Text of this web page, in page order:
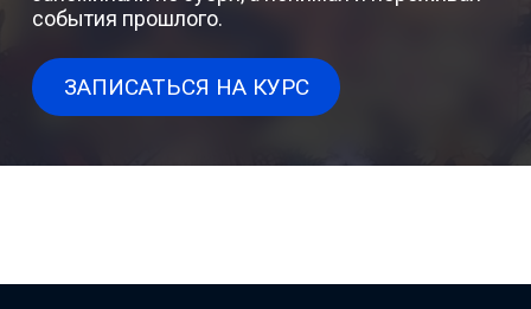
события прошлого.
ЗАПИСАТЬСЯ НА КУРС